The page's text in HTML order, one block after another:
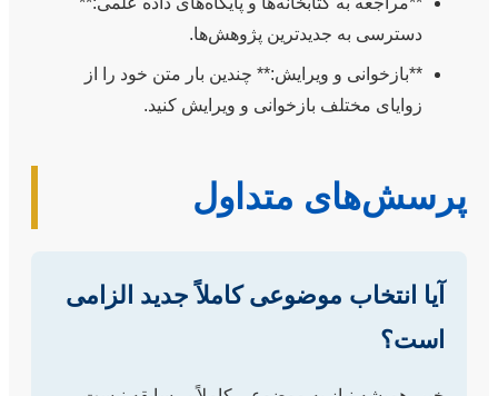
دسترسی به جدیدترین پژوهش‌ها.
**بازخوانی و ویرایش:** چندین بار متن خود را از
زوایای مختلف بازخوانی و ویرایش کنید.
پرسش‌های متداول
آیا انتخاب موضوعی کاملاً جدید الزامی
است؟